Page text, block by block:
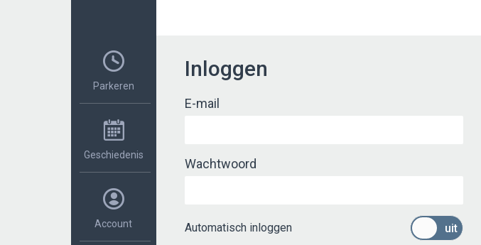
Parkeren
Geschiedenis
Account
Inloggen
E-mail
Wachtwoord
Automatisch inloggen uit